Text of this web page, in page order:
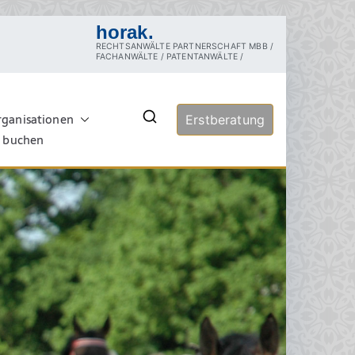
horak.
RECHTSANWÄLTE PARTNERSCHAFT MBB /
FACHANWÄLTE / PATENTANWÄLTE /
Tierschutzrecht,
Sachverständige,
Erstberatung